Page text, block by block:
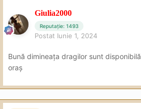
Giulia2000
Reputație: 1493
Postat Iunie 1, 2024
Bună dimineața dragilor sunt
oraș